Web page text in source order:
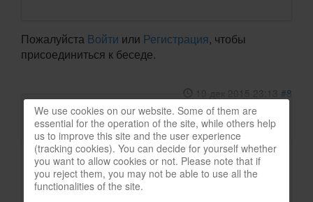
Пожалуйста Войти или Регистрация, чтобы
присоединиться к беседе.
19 дек 2015 23:13 #8
отssm
ssmответил в темеА где
ловить карася?
Наш ферайн вот также периодически
пытается запускать карасей, но они не
нерестятся. Икра перегорает. Повыбивают
We use cookies on our website. Some of them are
essential for the operation of the site, while others help
us to improve this site and the user experience
(tracking cookies). You can decide for yourself whether
you want to allow cookies or not. Please note that if
you reject them, you may not be able to use all the
functionalities of the site.